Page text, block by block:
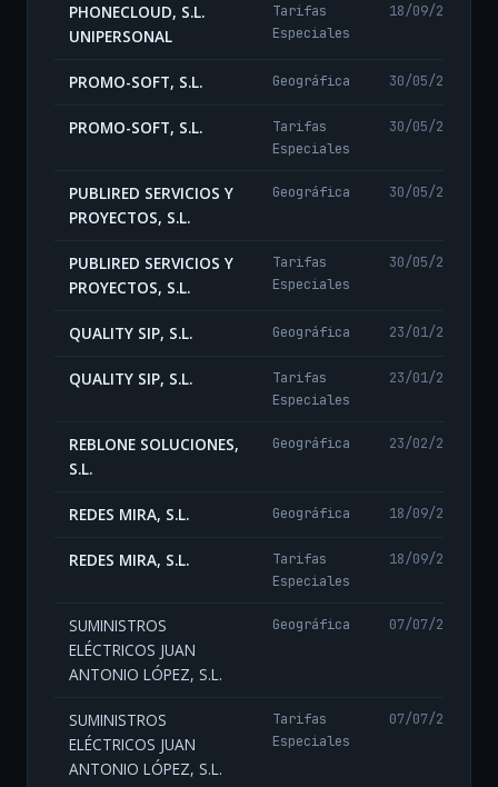
PHONECLOUD, S.L.
UNIPERSONAL
Tarifas
Especiales
18/09/2025
PROMO-SOFT, S.L. Geográfica 30/05/2024
PROMO-SOFT, S.L.
Tarifas
Especiales
30/05/2024
PUBLIRED SERVICIOS Y
PROYECTOS, S.L.
Geográfica 30/05/2024
PUBLIRED SERVICIOS Y
PROYECTOS, S.L.
Tarifas
Especiales
30/05/2024
QUALITY SIP, S.L. Geográfica 23/01/2025
QUALITY SIP, S.L.
Tarifas
Especiales
23/01/2025
REBLONE SOLUCIONES,
S.L.
Geográfica 23/02/2024
REDES MIRA, S.L. Geográfica 18/09/2025
REDES MIRA, S.L.
Tarifas
Especiales
18/09/2025
SUMINISTROS
ELÉCTRICOS JUAN
ANTONIO LÓPEZ, S.L.
Geográfica 07/07/2026
SUMINISTROS
ELÉCTRICOS JUAN
ANTONIO LÓPEZ, S.L.
Tarifas
Especiales
07/07/2026